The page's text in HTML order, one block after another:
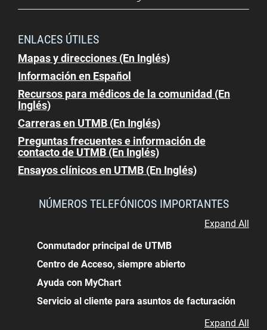
ENLACES ÚTILES
Mapas y direcciones (En Inglés)
Información en Español
Recursos para médicos de la comunidad (En
Inglés)
Carreras en UTMB (En Inglés)
Preguntas frecuentes e información de
contacto de UTMB (En Inglés)
Ensayos clínicos en UTMB (En Inglés)
NÚMEROS TELEFÓNICOS IMPORTANTES
Expand All
Conmutador principal de UTMB
Centro de Acceso, siempre abierto
Ayuda con MyChart
Servicio al cliente para asuntos de facturación
Expand All